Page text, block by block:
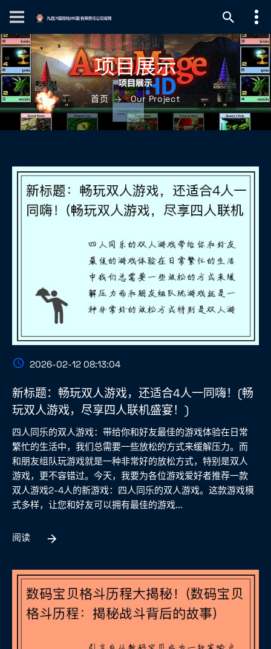
项目展示
首页 Our Project
2026-02-12 08:13:04
新标题：畅玩双人游戏，还适合4人一同嗨！(畅
玩双人游戏，尽享四人联机盛宴！)
四人同乐的双人游戏：带给你和好友最佳的游戏体验在日常
繁忙的生活中，我们总需要一些放松的方式来缓解压力。而
和朋友组队玩游戏就是一种非常好的放松方式，特别是双人
游戏，更不容错过。今天，我要为各位游戏爱好者推荐一款
双人游戏2-4人的新游戏：四人同乐的双人游戏。这款游戏模
式多样，让您和好友可以拥有最佳的游戏...
阅读